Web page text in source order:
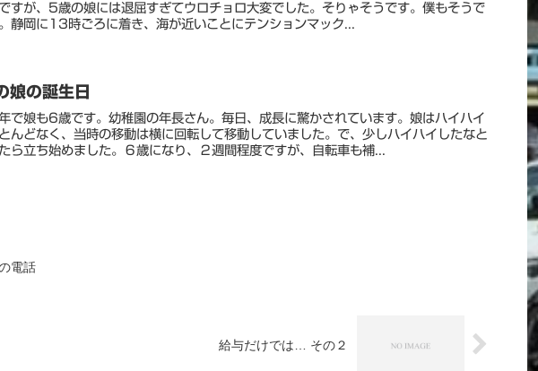
すが、5歳の娘には退屈すぎてウロチョロ大変でした。そりゃそうです。僕もそうで
静岡に13時ごろに着き、海が近いことにテンションマック...
娘の誕生日
で娘も6歳です。幼稚園の年長さん。毎日、成長に驚かされています。娘はハイハイ
んどなく、当時の移動は横に回転して移動していました。で、少しハイハイしたなと
ら立ち始めました。６歳になり、２週間程度ですが、自転車も補...
電話
給与だけでは… その２